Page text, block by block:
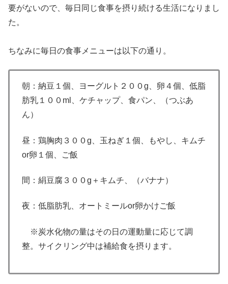
要がないので、毎日同じ食事を摂り続ける生活になりまし
た。
ちなみに毎日の食事メニューは以下の通り。
朝：納豆１個、ヨーグルト２００g、卵４個、低脂
肪乳１００ml、ケチャップ、食パン、（つぶあ
ん）
昼：鶏胸肉３００g、玉ねぎ１個、もやし、キムチ
or卵１個、ご飯
間：絹豆腐３００g＋キムチ、（バナナ）
夜：低脂肪乳、オートミールor卵かけご飯
※炭水化物の量はその日の運動量に応じて調
整。サイクリング中は補給食を摂ります。